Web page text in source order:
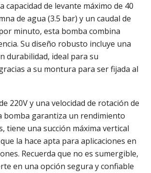
capacidad de levante máximo de 40
de agua (3.5 bar) y un caudal de
minuto, esta bomba combina
Su diseño robusto incluye una
durabilidad, ideal para su
a su montura para ser fijada al
220V y una velocidad de rotación de
bomba garantiza un rendimiento
tiene una succión máxima vertical
la hace apta para aplicaciones en
Recuerda que no es sumergible,
en una opción segura y confiable